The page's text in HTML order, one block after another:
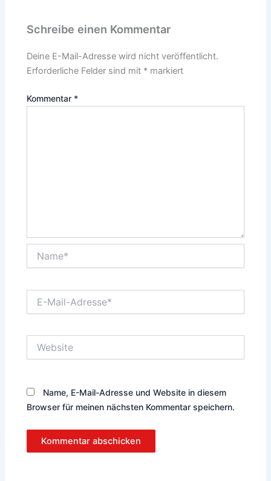
Schreibe einen Kommentar
Deine E-Mail-Adresse wird nicht veröffentlicht.
Erforderliche Felder sind mit * markiert
Kommentar *
Mail-
Name, E-Mail-Adresse und Website in diesem
Browser für meinen nächsten Kommentar speichern.